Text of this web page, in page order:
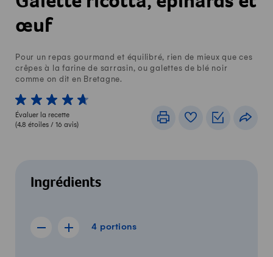
œuf
Pour un repas gourmand et équilibré, rien de mieux que ces
crêpes à la farine de sarrasin, ou galettes de blé noir
comme on dit en Bretagne.
1 von 5 étoiles
2 von 5 étoiles
3 von 5 étoiles
4 von 5 étoiles
5 von 5 étoiles
Évaluer la recette
(4.8 étoiles / 16 avis)
ImprimerLivre de recettes
Listes de
Ingrédients
4 portions
Afficher la recette de 3 portions
Afficher la recette de 5 portions
4 portions